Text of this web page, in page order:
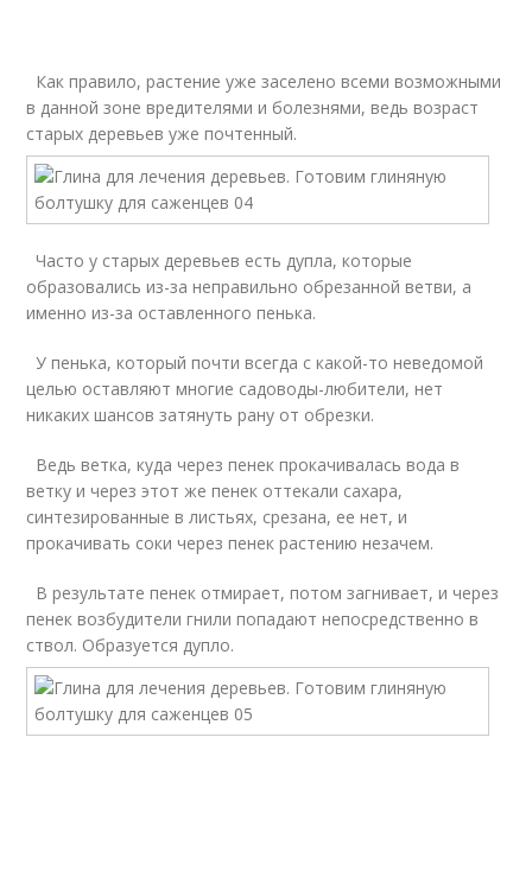
Как правило, растение уже заселено всеми возможными
в данной зоне вредителями и болезнями, ведь возраст
старых деревьев уже почтенный.
Часто у старых деревьев есть дупла, которые
образовались из-за неправильно обрезанной ветви, а
именно из-за оставленного пенька.
У пенька, который почти всегда с какой-то неведомой
целью оставляют многие садоводы-любители, нет
никаких шансов затянуть рану от обрезки.
Ведь ветка, куда через пенек прокачивалась вода в
ветку и через этот же пенек оттекали сахара,
синтезированные в листьях, срезана, ее нет, и
прокачивать соки через пенек растению незачем.
В результате пенек отмирает, потом загнивает, и через
пенек возбудители гнили попадают непосредственно в
ствол. Образуется дупло.